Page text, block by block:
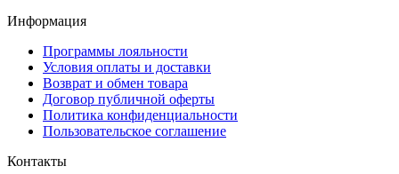
Информация
Программы лояльности
Условия оплаты и доставки
Возврат и обмен товара
Договор публичной оферты
Политика конфиденциальности
Пользовательское соглашение
Контакты